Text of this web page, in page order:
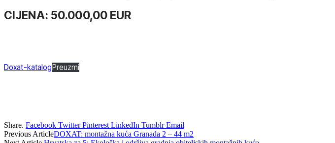
CIJENA: 50.000,00 EUR
Doxat-katalog Preuzmi
Share. Facebook Twitter Pinterest LinkedIn Tumblr Email
Previous ArticleDOXAT: montažna kuća Granada 2 – 44 m2